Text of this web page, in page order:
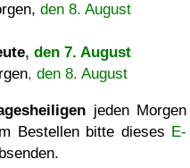
den 8. August
, den 7. August
, den 8. August
jeden Morgen
Bestellen bitte dieses E-